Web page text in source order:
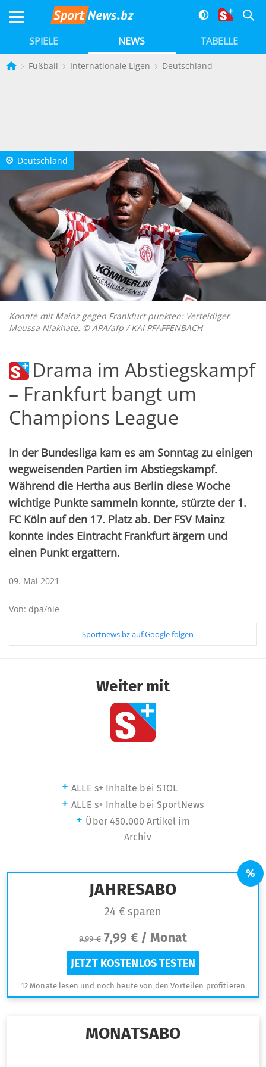
SPIELE NEWS TABELLE
Fußball Internationale Ligen Deutschland
a Deutschland
Konnte mit Mainz gegen Frankfurt punkten: Verteidiger
Moussa Niakhate. © APA/afp / KAI PFAFFENBACH
Drama im Abstiegskampf
– Frankfurt bangt um
Champions League
In der Bundesliga kam es am Sonntag zu einigen
wegweisenden Partien im Abstiegskampf.
Während die Hertha aus Berlin diese Woche
wichtige Punkte sammeln konnte, stürzte der 1.
FC Köln auf den 17. Platz ab. Der FSV Mainz
konnte indes Eintracht Frankfurt ärgern und
einen Punkt ergattern.
09. Mai 2021
Von: dpa/nie
Sportnews.bz auf Google folgen